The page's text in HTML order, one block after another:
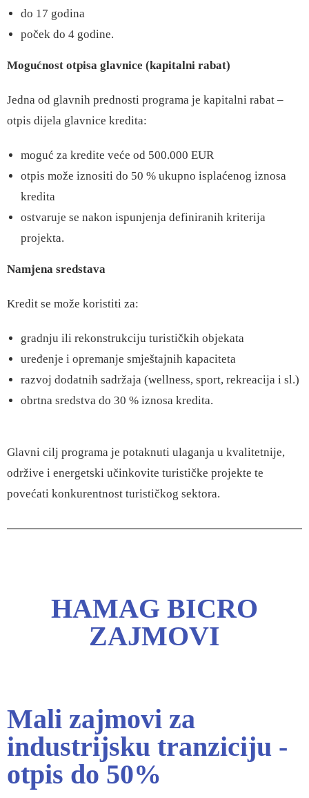
do 17 godina
poček do 4 godine.
Mogućnost otpisa glavnice (kapitalni rabat)
Jedna od glavnih prednosti programa je kapitalni rabat –
otpis dijela glavnice kredita:
moguć za kredite veće od 500.000 EUR
otpis može iznositi do 50 % ukupno isplaćenog iznosa
kredita
ostvaruje se nakon ispunjenja definiranih kriterija
projekta.
Namjena sredstava
Kredit se može koristiti za:
gradnju ili rekonstrukciju turističkih objekata
uređenje i opremanje smještajnih kapaciteta
razvoj dodatnih sadržaja (wellness, sport, rekreacija i sl.)
obrtna sredstva do 30 % iznosa kredita.
Glavni cilj programa je potaknuti ulaganja u kvalitetnije,
održive i energetski učinkovite turističke projekte te
povećati konkurentnost turističkog sektora.
HAMAG BICRO
ZAJMOVI
Mali zajmovi za
industrijsku tranziciju -
otpis do 50%